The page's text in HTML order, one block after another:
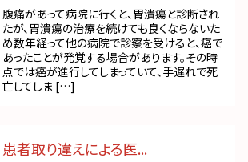
腹痛があって病院に行くと、胃潰瘍と診断され
たが、胃潰瘍の治療を続けても良くならないた
め数年経って他の病院で診察を受けると、癌で
あったことが発覚する場合があります。その時
点では癌が進行してしまっていて、手遅れで死
亡してしま […]
患者取り違えによる医...